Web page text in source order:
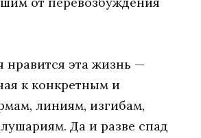
нравится эта жизнь —
к конкретным и
линиям, изгибам,
Да и разве спад